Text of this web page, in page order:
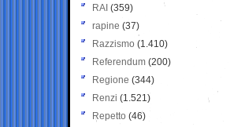
RAI (359)
rapine (37)
Razzismo (1.410)
Referendum (200)
Regione (344)
Renzi (1.521)
Repetto (46)